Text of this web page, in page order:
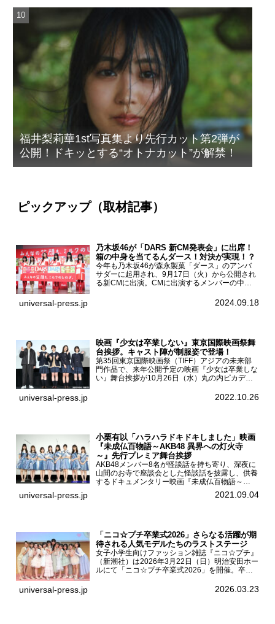
福井梨莉華1st写真集より先行カット第2弾が
公開！ドキッとする“オトナカット”が解禁！
ピックアップ（取材記事）
乃木坂46が「DARS 新CM発表会」に出席！
箱の中身を当てるんダース！対決が実現！？
今年も乃木坂46が森永製菓「ダース」のアンバ
サダーに起用され、9月17日（火）から公開され
る新CMに出演。CMに出演するメンバーの中か
一ノ瀬美空、菅原咲月が都内にて開催された
universal-press.jp 2024.09.18
映画『少女は卒業しない』東京国際映画祭舞
台挨拶。キャスト陣が制服姿で登場！
第35回東京国際映画祭（TIFF）アジアの未来部
門作品で、来年公開予定の映画『少女は卒業しな
い』舞台挨拶が10月26日（水）丸の内ピカデリ
宮山莉渚、中井友望、監督の中川駿が登壇。映画
universal-press.jp 2022.10.26
小栗有以「ハラハラドキドキしました」映画
『未成仏百物語～AKB48 異界への灯火寺
～』先行プレミア舞台挨拶
AKB48メンバー8名が怪談話を持ち寄り、深夜に
山間のお寺で座談会とした怪談話を披露し、供養
するドキュメンタリー映画『未成仏百物語～
AKB48異界への灯火寺～』の先行プレミア舞台
挨拶が東京・ユナイテッド・シネマ豊洲で開催さ
universal-press.jp 2021.09.04
「ニコ☆プチ卒業式2026」さらなる活躍が期
待される人気モデルたちのラストステージ
女子小学生向けファッション雑誌『ニコ☆プチ』
（新潮社）は2026年3月22日（日）明治安田ホー
ルにて「ニコ☆プチ卒業式2026」を開催。卒業
ん、末永ひなた、高梨琴乃、土井ありさ、藤田蒼
universal-press.jp 2026.03.23